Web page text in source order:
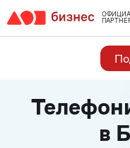
в